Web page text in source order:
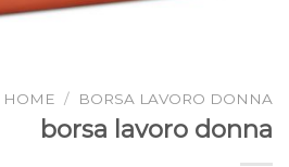
HOME / BORSA LAVORO DONNA
borsa lavoro donna